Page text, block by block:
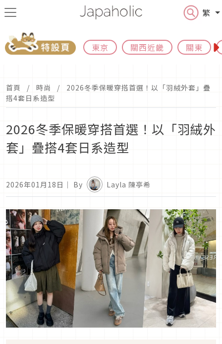
繁
東京 關西近畿 關東
首頁 時尚
2026冬季保暖穿搭首選！以「羽絨外套」疊
搭4套日系造型
2026冬季保暖穿搭首選！以「羽絨外
套」疊搭4套日系造型
2026年01月18日 ｜ By Layla 陳亭希